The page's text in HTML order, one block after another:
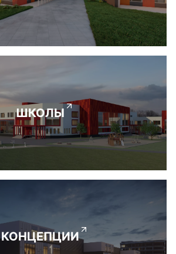
ШКОЛЫ
КОНЦЕПЦИИ